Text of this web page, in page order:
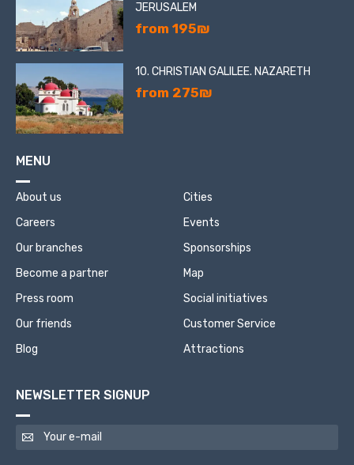
JERUSALEM
from 195₪
10. CHRISTIAN GALILEE. NAZARETH
from 275₪
MENU
About us
Careers
Our branches
Become a partner
Press room
Our friends
Blog
Cities
Events
Sponsorships
Map
Social initiatives
Customer Service
Attractions
NEWSLETTER SIGNUP